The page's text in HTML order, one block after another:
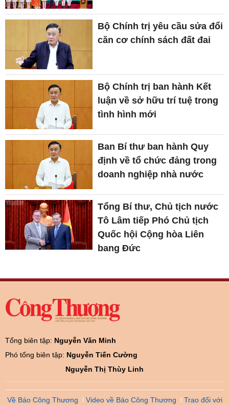
Bộ Chính trị yêu cầu sửa đổi
căn cơ chính sách đất đai
Bộ Chính trị ban hành Kết
luận về sở hữu trí tuệ trong
tình hình mới
Ban Bí thư ban hành Quy
định về tổ chức đảng trong
doanh nghiệp nhà nước
Tổng Bí thư, Chủ tịch nước
Tô Lâm tiếp Phó Chủ tịch
Quốc hội Cộng hòa Liên
bang Đức
Tổng biên tập: Nguyễn Văn Minh
Phó tổng biên tập: Nguyễn Tiến Cường
Nguyễn Thị Thùy Linh
Về Báo Công Thương Video về Báo Công Thương Trao đổi với